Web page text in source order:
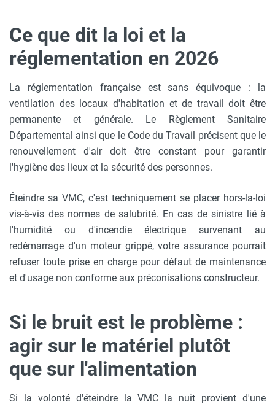
Ce que dit la loi et la
réglementation en 2026
La réglementation française est sans équivoque : la
ventilation des locaux d'habitation et de travail doit être
permanente et générale. Le Règlement Sanitaire
Départemental ainsi que le Code du Travail précisent que le
renouvellement d'air doit être constant pour garantir
l'hygiène des lieux et la sécurité des personnes.
Éteindre sa VMC, c'est techniquement se placer hors-la-loi
vis-à-vis des normes de salubrité. En cas de sinistre lié à
l'humidité ou d'incendie électrique survenant au
redémarrage d'un moteur grippé, votre assurance pourrait
refuser toute prise en charge pour défaut de maintenance
et d'usage non conforme aux préconisations constructeur.
Si le bruit est le problème :
agir sur le matériel plutôt
que sur l'alimentation
Si la volonté d'éteindre la VMC la nuit provient d'une